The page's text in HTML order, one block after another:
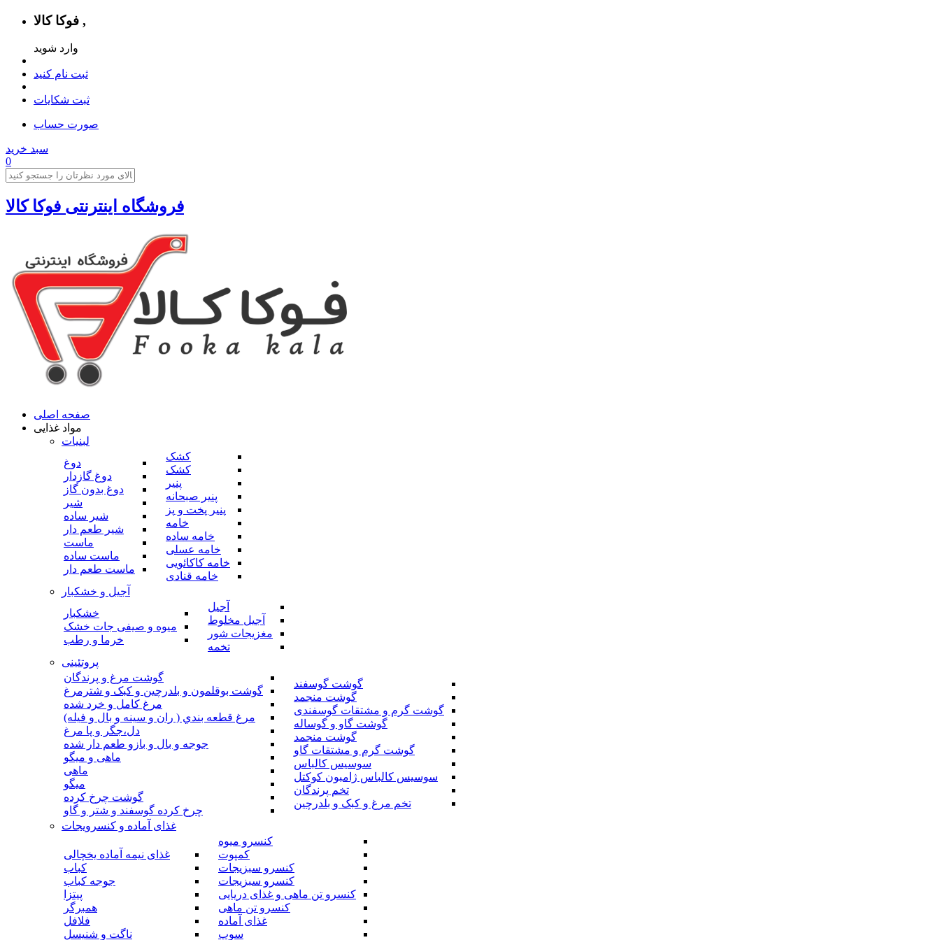
فوکا کالا ,
وارد شوید
ثبت نام کنید
ثبت شکایات
صورت حساب
سبد خرید
0
فروشگاه اینترنتی فوکا کالا
صفحه اصلی
مواد غذایی
لبنیات
کشک
کشک
پنیر
پنیر صبحانه
پنیر پخت و پز
خامه
خامه ساده
خامه عسلی
خامه کاکائویی
خامه قنادی
دوغ
دوغ گازدار
دوغ بدون گاز
شیر
شیر ساده
شیر طعم دار
ماست
ماست ساده
ماست طعم دار
آجیل و خشکبار
آجیل
آجیل مخلوط
مغزیجات شور
تخمه
خشکبار
میوه و صیفی جات خشک
خرما و رطب
پروتئینی
گوشت گوسفند
گوشت منجمد
گوشت گرم و مشتقات گوسفندی
گوشت گاو و گوساله
گوشت منجمد
گوشت گرم و مشتقات گاو
سوسیس کالباس
سوسیس کالباس ژامبون کوکتل
تخم پرندگان
تخم مرغ و کبک و بلدرچین
گوشت مرغ و پرندگان
گوشت بوقلمون و بلدرچین و کبک و شترمرغ
مرغ کامل و خرد شده
مرغ قطعه بندي ( ران و سينه و بال و فيله)
دل،جگر و پا مرغ
جوجه و بال و بازو طعم دار شده
ماهی و میگو
ماهی
میگو
گوشت چرخ کرده
چرخ کرده گوسفند و شتر و گاو
غذای آماده و کنسرویجات
کنسرو میوه
کمپوت
کنسرو سبزیجات
کنسرو سبزیجات
کنسرو تن ماهی و غذای دریایی
کنسرو تن ماهی
غذای آماده
سوپ
غذای نیمه آماده یخچالی
کباب
جوجه کباب
پیتزا
همبرگر
فلافل
ناگت و شنیسل